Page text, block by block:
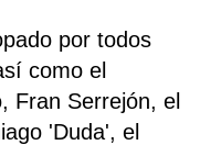
por todos
como el
Fran Serrejón, el
'Duda', el